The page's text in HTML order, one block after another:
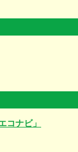
コナビ」